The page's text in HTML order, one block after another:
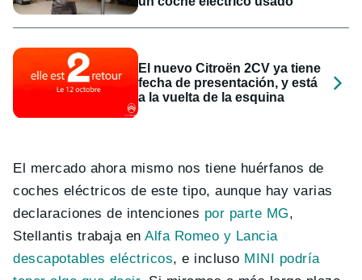
El nuevo Citroën 2CV ya tiene
fecha de presentación, y está
a la vuelta de la esquina
El mercado ahora mismo nos tiene huérfanos de
coches eléctricos de este tipo, aunque hay varias
declaraciones de intenciones por parte MG,
Stellantis trabaja enAlfa Romeo y Lancia
descapotables eléctricos, e incluso MINI podría